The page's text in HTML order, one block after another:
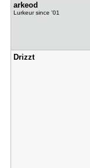
arkeod
Lurkeur since '01
Drizzt